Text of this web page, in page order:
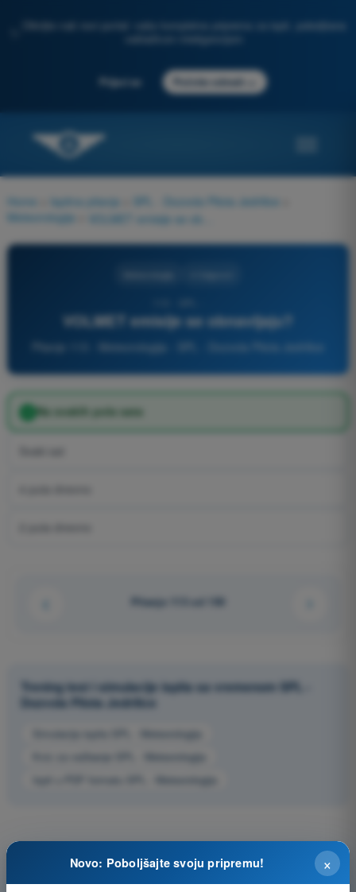
Otkrijte naš novi portal: vaša kompletna priprema za ispit, poboljšana
Prijavi se Počnite odmah
Home Ispitna pitanja SPL - Dozvola Pilota Jedrilice
Meteorologija
VOLMET emisije se obnavljaju?
Pitanje 113 - Meteorologija - SPL - Dozvola Pilota Jedrilice
Na svakih pola sata
Pitanje 113 od 150
Trening test i simulacije ispita sa vremenom SPL -
Dozvola Pilota Jedrilice
Simulacija ispita SPL - Meteorologija
Kviz za vežbanje SPL - Meteorologija
Ispit u PDF formatu SPL - Meteorologija
×
Novo: Poboljšajte svoju pripremu!